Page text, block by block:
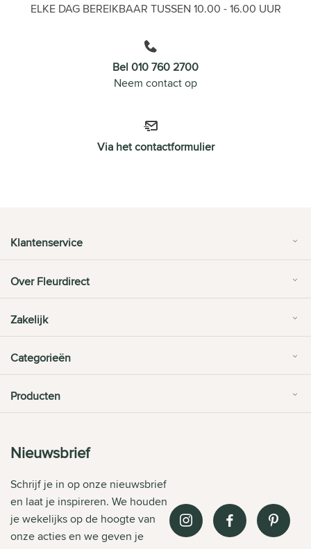
ELKE DAG BEREIKBAAR TUSSEN 10.00 - 16.00 UUR
Bel 010 760 2700
Neem contact op
Via het contactformulier
Klantenservice
Over Fleurdirect
Zakelijk
Categorieën
Producten
Nieuwsbrief
Schrijf je in op onze nieuwsbrief
en laat je inspireren. We houden
je wekelijks op de hoogte van
onze acties en we geven je